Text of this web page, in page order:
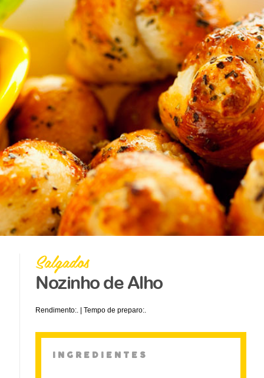
SalgadOs
Todas Vídeo Receitas Cucas
Doces Coberturas Massas
Biscoitos Bolos Pães
Tortas Salgados Integral
Dicas
Salgados
Nozinho de Alho
Rendimento:. | Tempo de preparo:.
ingredientes